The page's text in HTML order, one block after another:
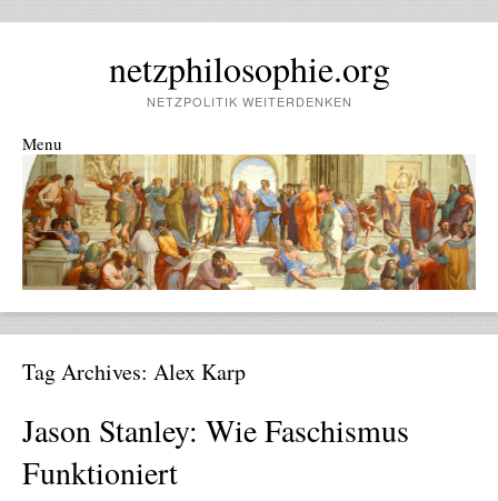
netzphilosophie.org
NETZPOLITIK WEITERDENKEN
Menu
Skip to content
Tag Archives: Alex Karp
Jason Stanley: Wie Faschismus
Funktioniert